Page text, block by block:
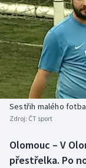
Americký fotbal
Baseball a
Basketbal
Biatlon
Box
NEPŘEHLÉDNĚTE
Soutěže
Historické
Aplikace ČT
Sestřih malého
Zdroj: ČT sport
Olomouc – V
přestřelka. Po